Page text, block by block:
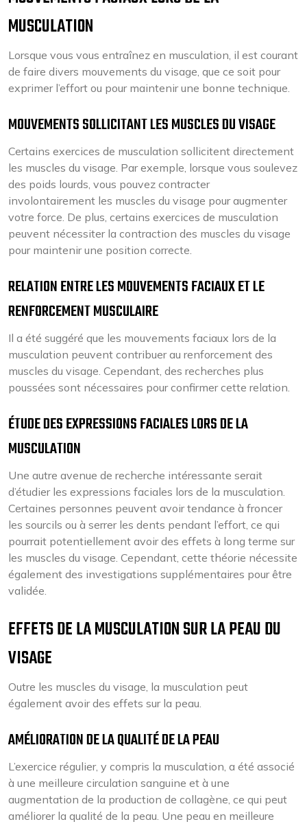
MUSCULATION
Lorsque vous vous entraînez en musculation, il est courant
de faire divers mouvements du visage, que ce soit pour
exprimer l’effort ou pour maintenir une bonne technique.
MOUVEMENTS SOLLICITANT LES MUSCLES DU VISAGE
Certains exercices de musculation sollicitent directement
les muscles du visage. Par exemple, lorsque vous soulevez
des poids lourds, vous pouvez contracter
involontairement les muscles du visage pour augmenter
votre force. De plus, certains exercices de musculation
peuvent nécessiter la contraction des muscles du visage
pour maintenir une position correcte.
RELATION ENTRE LES MOUVEMENTS FACIAUX ET LE
RENFORCEMENT MUSCULAIRE
Il a été suggéré que les mouvements faciaux lors de la
musculation peuvent contribuer au renforcement des
muscles du visage. Cependant, des recherches plus
poussées sont nécessaires pour confirmer cette relation.
ÉTUDE DES EXPRESSIONS FACIALES LORS DE LA
MUSCULATION
Une autre avenue de recherche intéressante serait
d’étudier les expressions faciales lors de la musculation.
Certaines personnes peuvent avoir tendance à froncer
les sourcils ou à serrer les dents pendant l’effort, ce qui
pourrait potentiellement avoir des effets à long terme sur
les muscles du visage. Cependant, cette théorie nécessite
également des investigations supplémentaires pour être
validée.
EFFETS DE LA MUSCULATION SUR LA PEAU DU
VISAGE
Outre les muscles du visage, la musculation peut
également avoir des effets sur la peau.
AMÉLIORATION DE LA QUALITÉ DE LA PEAU
L’exercice régulier, y compris la musculation, a été associé
à une meilleure circulation sanguine et à une
augmentation de la production de collagène, ce qui peut
améliorer la qualité de la peau. Une peau en meilleure